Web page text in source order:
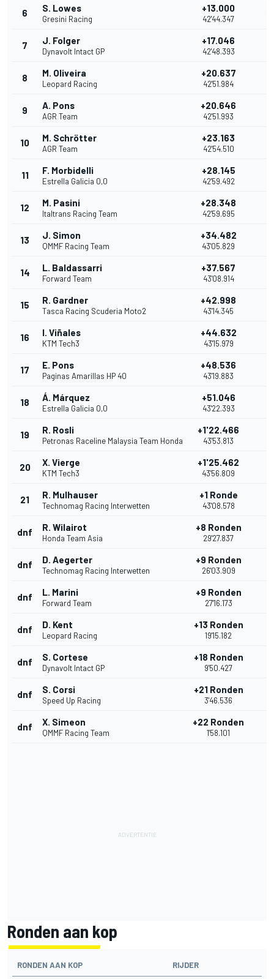
6 S. Lowes
Gresini Racing
+13.000
42'44.347
7 J. Folger
Dynavolt Intact GP
+17.046
42'48.393
8 M. Oliveira
Leopard Racing
+20.637
42'51.984
9 A. Pons
AGR Team
+20.646
42'51.993
10 M. Schrötter
AGR Team
+23.163
42'54.510
11 F. Morbidelli
Estrella Galicia 0,0
+28.145
42'59.492
12 M. Pasini
Italtrans Racing Team
+28.348
42'59.695
13 J. Simon
QMMF Racing Team
+34.482
43'05.829
14 L. Baldassarri
Forward Team
+37.567
43'08.914
15 R. Gardner
Tasca Racing Scuderia Moto2
+42.998
43'14.345
16 I. Viñales
KTM Tech3
+44.632
43'15.979
17 E. Pons
Paginas Amarillas HP 40
+48.536
43'19.883
18 Á. Márquez
Estrella Galicia 0,0
+51.046
43'22.393
19 R. Rosli
Petronas Raceline Malaysia Team Honda
+1'22.466
43'53.813
20 X. Vierge
KTM Tech3
+1'25.462
43'56.809
21 R. Mulhauser
Technomag Racing Interwetten
+1 Ronde
43'08.578
dnf R. Wilairot
Honda Team Asia
+8 Ronden
29'27.837
dnf D. Aegerter
Technomag Racing Interwetten
+9 Ronden
26'03.909
dnf L. Marini
Forward Team
+9 Ronden
27'16.173
dnf D. Kent
Leopard Racing
+13 Ronden
19'15.182
dnf S. Cortese
Dynavolt Intact GP
+18 Ronden
9'50.427
dnf S. Corsi
Speed Up Racing
+21 Ronden
3'46.536
dnf X. Simeon
QMMF Racing Team
+22 Ronden
1'58.101
Ronden aan kop
RONDEN AAN KOP RIJDER